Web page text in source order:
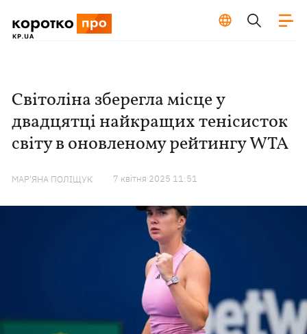
Світоліна зберегла місце у
двадцятці найкращих тенісисток
світу в оновленому рейтингу WTA
МАР'ЯНА ПОЛІЩУК 7 квiтня 2025 11:51